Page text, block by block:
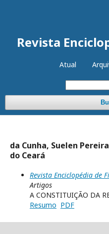
Revista
Atual
da Cunha, Suelen
do Ceará
Revista Enciclopédia de
Artigos
A CONSTITUIÇÃO DA
Resumo PDF